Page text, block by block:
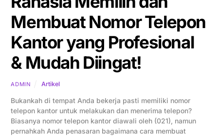
Membuat Nomor Telepon
Kantor yang Profesional
& Mudah Diingat!
ADMIN Artikel
Bukankah di tempat Anda bekerja pasti memiliki nomor
telepon kantor untuk melakukan dan menerima telepon?
Biasanya nomor telepon kantor diawali oleh (021), namun
pernahkah Anda penasaran bagaimana cara membuat